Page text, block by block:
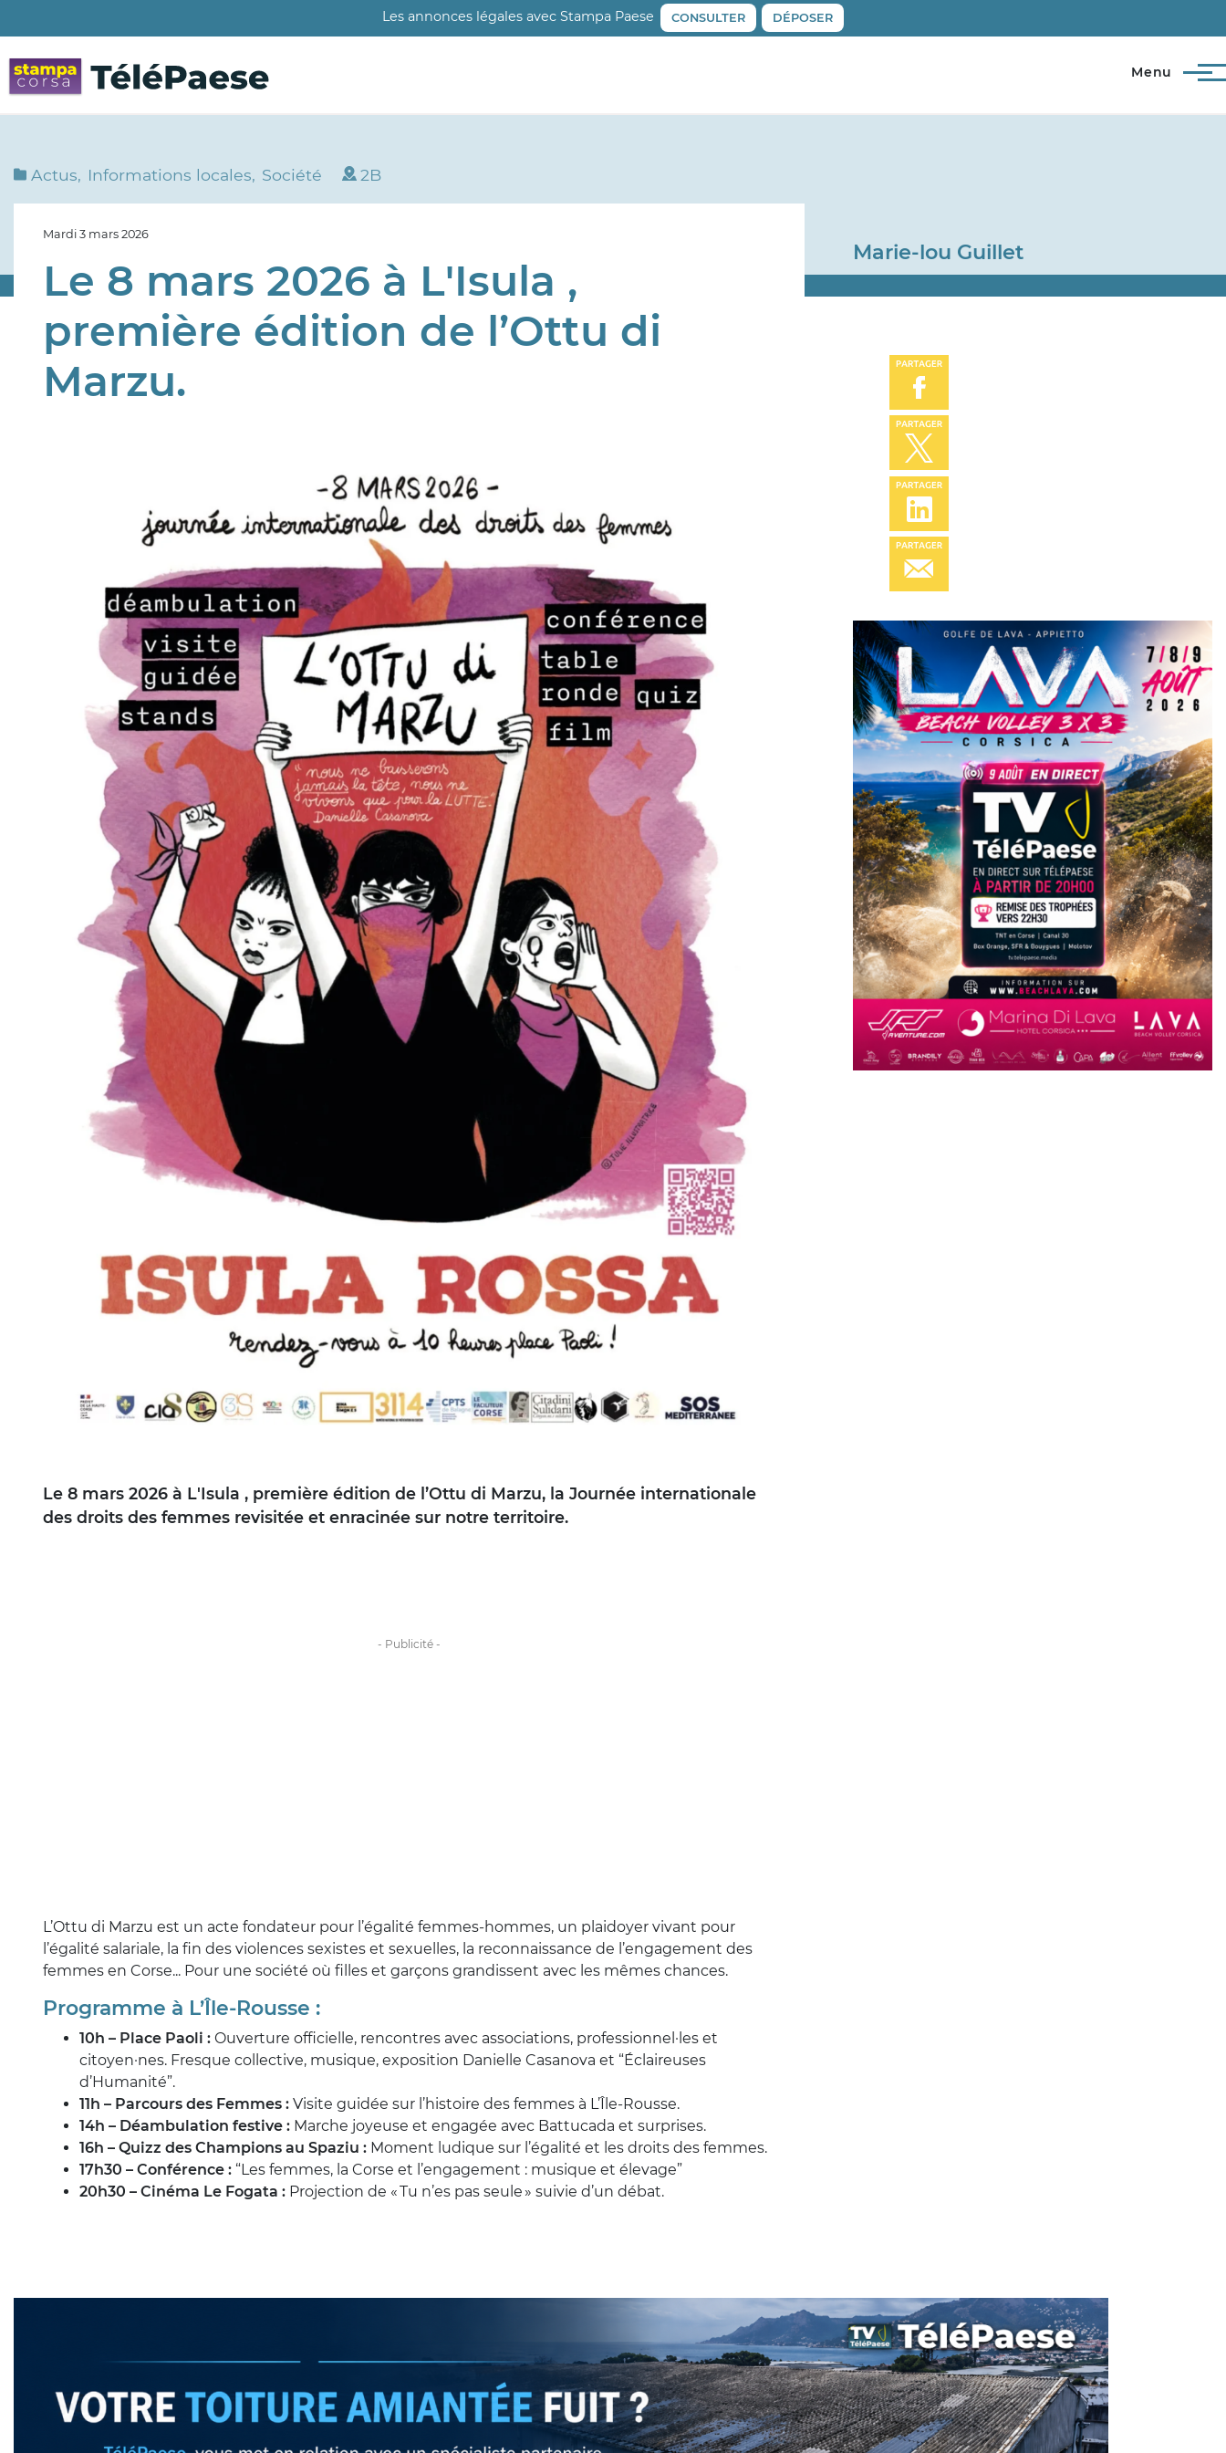
au
contenu
principal
Les annonces légales avec Stampa Paese CONSULTER DÉPOSER
Menu
Actus Informations locales Société 2B
Mardi 3 mars 2026
Le 8 mars 2026 à L'Isula ,
première édition de l’Ottu di
Marzu.
Le 8 mars 2026 à L'Isula , première édition de l’Ottu di Marzu, la Journée internationale
des droits des femmes revisitée et enracinée sur notre territoire.
L’Ottu di Marzu est un acte fondateur pour l’égalité femmes-hommes, un plaidoyer vivant pour
l’égalité salariale, la fin des violences sexistes et sexuelles, la reconnaissance de l’engagement des
femmes en Corse... Pour une société où filles et garçons grandissent avec les mêmes chances.
Programme à L’Île-Rousse :
10h – Place Paoli : Ouverture officielle, rencontres avec associations, professionnel·les et
citoyen·nes. Fresque collective, musique, exposition Danielle Casanova et “Éclaireuses
d’Humanité”.
11h – Parcours des Femmes : Visite guidée sur l’histoire des femmes à L’Île-Rousse.
14h – Déambulation festive : Marche joyeuse et engagée avec Battucada et surprises.
16h – Quizz des Champions au Spaziu : Moment ludique sur l’égalité et les droits des femmes.
17h30 – Conférence : “Les femmes, la Corse et l’engagement : musique et élevage”
20h30 – Cinéma Le Fogata : Projection de « Tu n’es pas seule » suivie d’un débat.
Marie-lou Guillet